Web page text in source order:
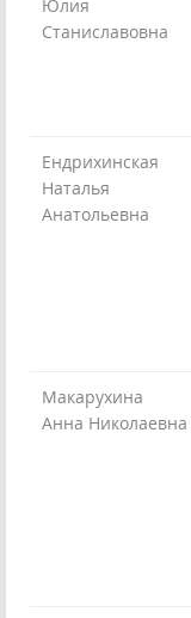
Юлия
Станиславовна
Ендрихинская
Наталья
Анатольевна
Макарухина
Анна Николаевна